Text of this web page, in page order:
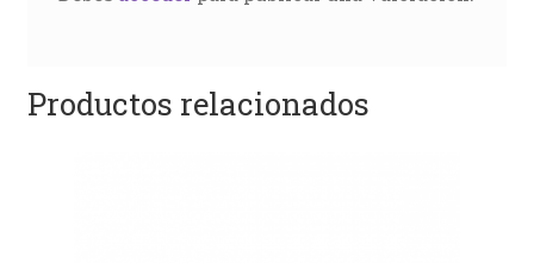
Productos relacionados